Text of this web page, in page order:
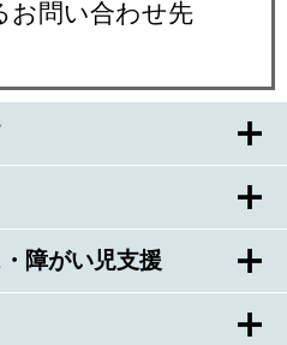
障がい児支援
お問い合わせ先